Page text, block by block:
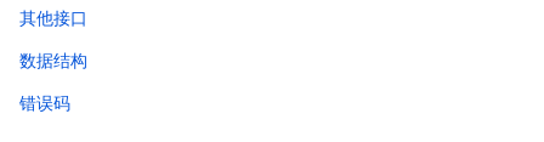
其他接口
数据结构
错误码